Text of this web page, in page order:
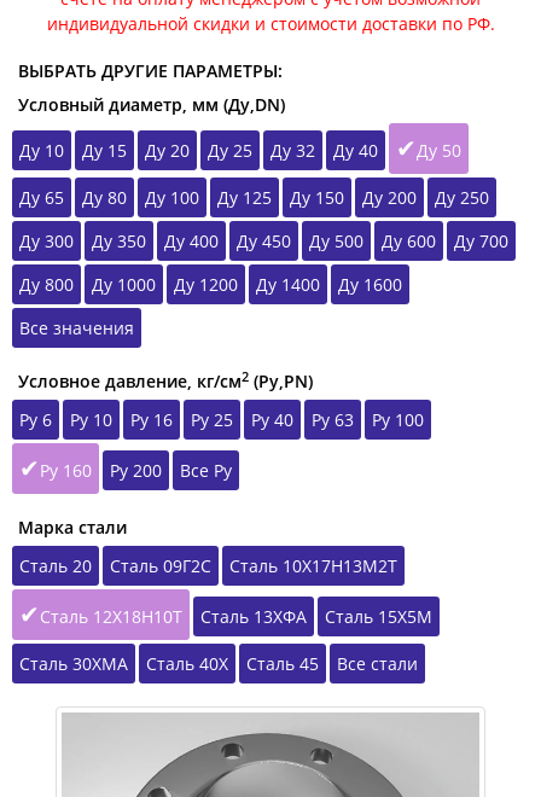
индивидуальной скидки и стоимости доставки по РФ.
ВЫБРАТЬ ДРУГИЕ ПАРАМЕТРЫ:
Условный диаметр, мм (Ду,DN)
Ду 10
Ду 15 Ду 20 Ду 25 Ду 32 Ду 40 Ду 50
Ду 65 Ду 80 Ду 100 Ду 125 Ду 150 Ду 200
Ду 250
Ду 300
Ду 350 Ду 400 Ду 450 Ду 500 Ду 600
Ду 700
Ду 800
Ду 1000 Ду 1200 Ду 1400
Ду 1600
Все значения
Условное давление, кг/см2 (Ру,РN)
Ру 6
Ру 10 Ру 16 Ру 25 Ру 40 Ру 63 Ру 100
Ру 160 Ру 200 Все Ру
Марка стали
Сталь 20
Сталь 09Г2С Сталь 10Х17Н13М2Т
Сталь 12Х18Н10Т Сталь 13ХФА Сталь 15Х5М
Сталь 30ХМА Сталь 40Х Сталь 45 Все стали